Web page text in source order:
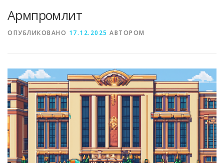
МЕТАЛЛЫ И ОКРУЖАЮЩАЯ СРЕДА
СВОЙСТВА МЕТАЛЛОВ СОРТА МЕТАЛЛОВ
СТАТЬИ
Армпромлит
ОПУБЛИКОВАНО 17.12.2025 АВТОРОМ